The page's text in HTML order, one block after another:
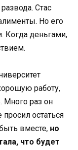
Стас
Но его
Когда деньгами,
работу,
Много раз он
остаться
вместе, но
что будет